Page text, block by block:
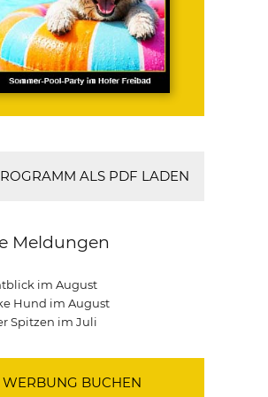
ALS PDF LADEN
Meldungen
im August
Hund im August
Spitzen im Juli
WERBUNG BUCHEN